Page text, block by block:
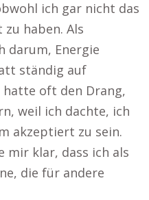
ich gar nicht das
haben. Als
darum, Energie
ständig auf
hatte oft den Drang,
weil ich dachte, ich
akzeptiert zu sein.
mir klar, dass ich als
die für andere